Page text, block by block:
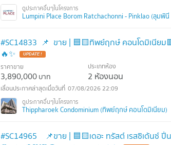
Lumpini Place Borom Ratchachonni - Pinklao (ลุมพิ
#SC14833​​ ​​ 📌 ขาย | 🟦🟨ทิพย์ฤกษ์ คอนโดมิเนียม​​
🔥✨
ราคาขาย
3,890,000บาท
ประเภทห้อง
2 ห้องนอน
07/08/2026 22:09
Thippharoek Condominium (ทิพย์ฤกษ์ คอนโดมิเนียม)
#SC14965 📌ขาย | 🟦🟨เดอะ ทรัสต์ เรสซิเด้นซ์ ปิ่